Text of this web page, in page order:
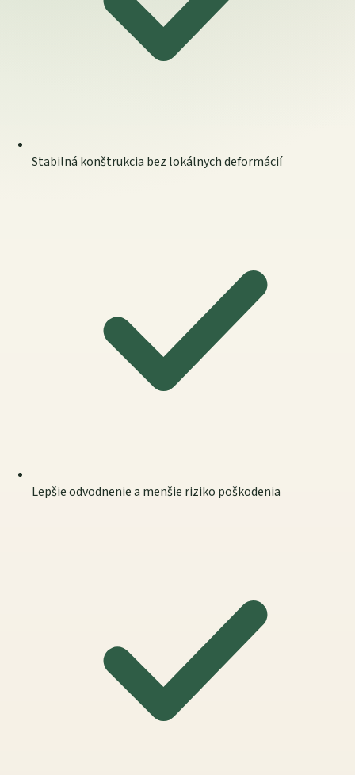
Stabilná konštrukcia bez lokálnych deformácií
Lepšie odvodnenie a menšie riziko poškodenia